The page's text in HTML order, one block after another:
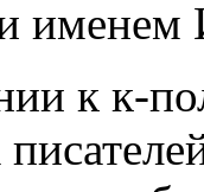
именем
к к-